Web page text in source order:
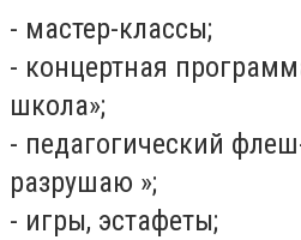
- мастер-классы;
- концертная
школа»;
- педагогический
разрушаю »;
- игры, эстафеты;